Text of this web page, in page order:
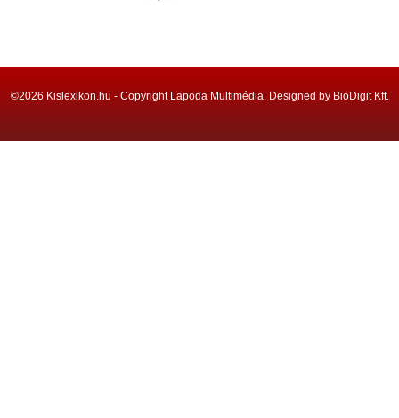
©2026 Kislexikon.hu - Copyright Lapoda Multimédia, Designed by BioDigit Kft.